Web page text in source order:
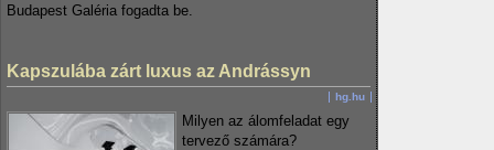
Budapest Galéria fogadta be.
Kapszulába zárt luxus az Andrássyn
hg.hu
Milyen az álomfeladat egy
tervező számára?